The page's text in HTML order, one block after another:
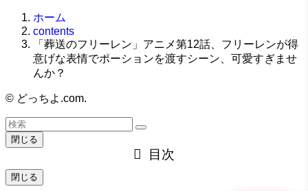
ホーム
contents
「葬送のフリーレン」アニメ第12話、フリーレンが得
意げな表情でポーションを渡すシーン、可愛すぎませ
んか？
© どっちよ.com.
閉じる
目次
閉じる